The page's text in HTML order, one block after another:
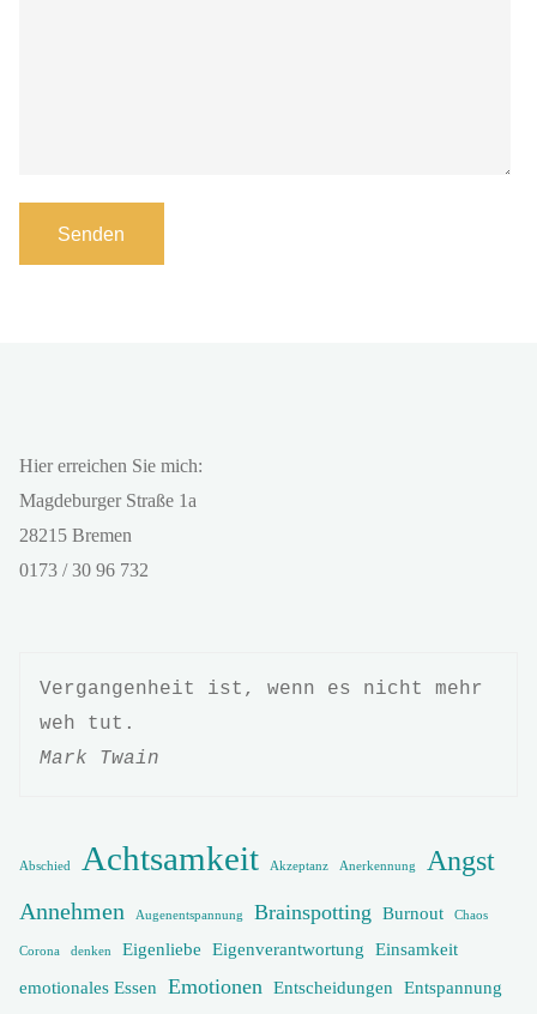
a
t
i
Hier erreichen Sie mich:
Magdeburger Straße 1a
28215 Bremen
0173 / 30 96 732
Vergangenheit ist, wenn es nicht mehr
Mark Twain
Abschied Achtsamkeit Akzeptanz Anerkennung Angst
Annehmen Augenentspannung Brainspotting Burnout Chaos
Corona denken Eigenliebe Eigenverantwortung
Einsamkeit
emotionales Essen
Emotionen Entscheidungen Entspannung